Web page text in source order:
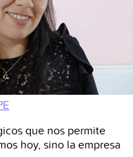
que nos permite
hoy, sino la empresa